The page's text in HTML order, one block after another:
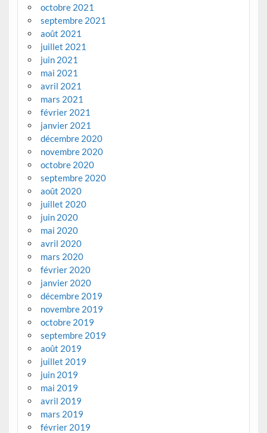
octobre 2021
septembre 2021
août 2021
juillet 2021
juin 2021
mai 2021
avril 2021
mars 2021
février 2021
janvier 2021
décembre 2020
novembre 2020
octobre 2020
septembre 2020
août 2020
juillet 2020
juin 2020
mai 2020
avril 2020
mars 2020
février 2020
janvier 2020
décembre 2019
novembre 2019
octobre 2019
septembre 2019
août 2019
juillet 2019
juin 2019
mai 2019
avril 2019
mars 2019
février 2019